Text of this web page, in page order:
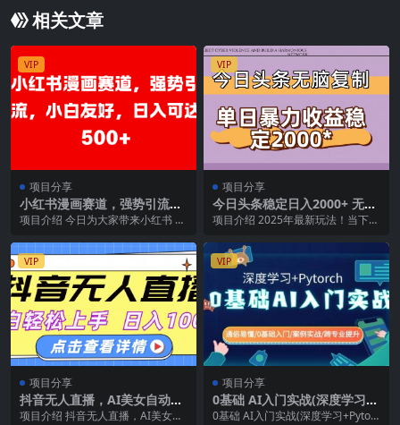
相关文章
VIP
项目分享
小红书漫画赛道，强势引流，
小白友好，日入可达500+
项目介绍 今日为大家带来小红书 AI
能够尽情绽放...
VIP
项目分享
今日头条稳定日入2000+ 无脑
复制即可
项目介绍 2025年最新玩法！当下最
益，复制粘贴即...
VIP
项目分享
抖音无人直播，AI美女自动换
装，小白轻松上手，日入1000
项目介绍 抖音无人直播，AI美女自
VIP
项目分享
0基础 AI入门实战(深度学习+
Pytorch) 通俗易懂/0基础入
0基础 AI入门实战(深度学习+Pytorc